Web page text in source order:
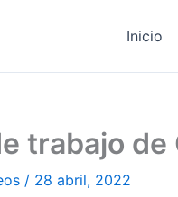
Inicio
trabajo de
/ 28 abril, 2022